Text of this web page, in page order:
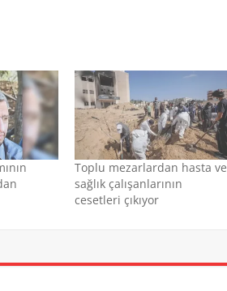
Toplu mezarlardan hasta ve
sağlık çalışanlarının
cesetleri çıkıyor